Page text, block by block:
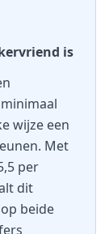
is
wijze een
Met
per
dit
beide